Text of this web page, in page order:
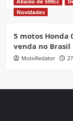
Novidades
5 motos Honda
venda no Brasil
MotoRedator